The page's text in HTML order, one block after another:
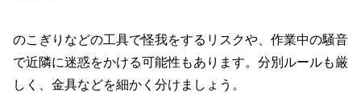
のこぎりなどの工具で怪我をするリスクや、作業中の騒音
で近隣に迷惑をかける可能性もあります。分別ルールも厳
しく、金具などを細かく分けましょう。